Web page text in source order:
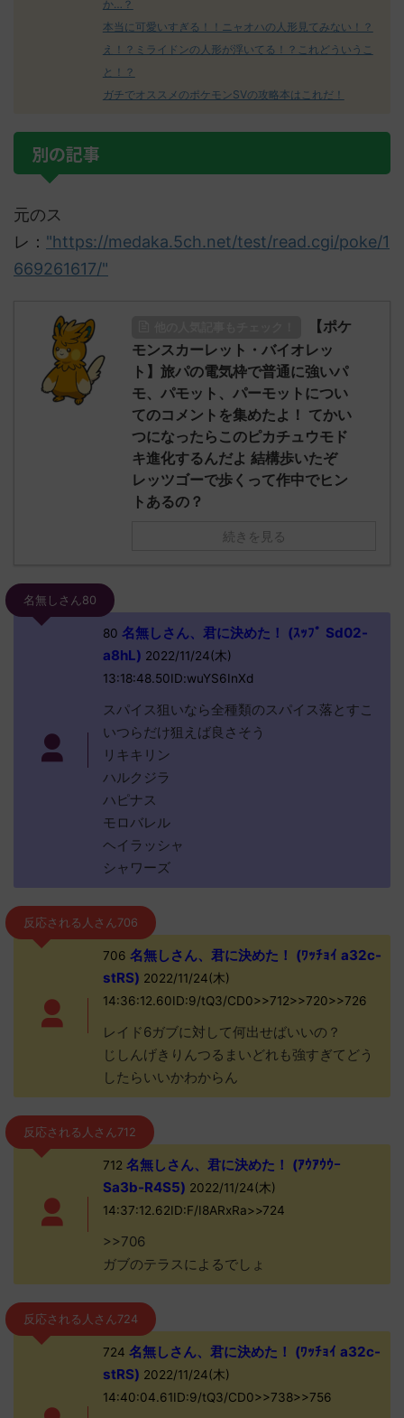
か…？
本当に可愛いすぎる！！ニャオハの人形見てみない！？
え！？ミライドンの人形が浮いてる！？これどういうこ
と！？
ガチでオススメのポケモンSVの攻略本はこれだ！
別の記事
元のス
レ： "https://medaka.5ch.net/test/read.cgi/poke/1
669261617/"
【ポケ
モンスカーレット・バイオレッ
ト】旅パの電気枠で普通に強いパ
モ、パモット、パーモットについ
てのコメントを集めたよ！ てかい
つになったらこのピカチュウモド
キ進化するんだよ 結構歩いたぞ
レッツゴーで歩くって作中でヒン
トあるの？
続きを見る
名無しさん80
80 名無しさん、君に決めた！ (ｽｯﾌﾟ Sd02-
a8hL) 2022/11/24(木)
13:18:48.50ID:wuYS6InXd
スパイス狙いなら全種類のスパイス落とすこ
いつらだけ狙えば良さそう
リキキリン
ハルクジラ
ハピナス
モロバレル
ヘイラッシャ
シャワーズ
反応される人さん706
706 名無しさん、君に決めた！ (ﾜｯﾁｮｲ a32c-
stRS) 2022/11/24(木)
14:36:12.60ID:9/tQ3/CD0>>712>>720>>726
レイド6ガブに対して何出せばいいの？
じしんげきりんつるまいどれも強すぎてどう
したらいいかわからん
反応される人さん712
712 名無しさん、君に決めた！ (ｱｳｱｳｳｰ
Sa3b-R4S5) 2022/11/24(木)
14:37:12.62ID:F/I8ARxRa>>724
>>706
ガブのテラスによるでしょ
反応される人さん724
724 名無しさん、君に決めた！ (ﾜｯﾁｮｲ a32c-
stRS) 2022/11/24(木)
14:40:04.61ID:9/tQ3/CD0>>738>>756